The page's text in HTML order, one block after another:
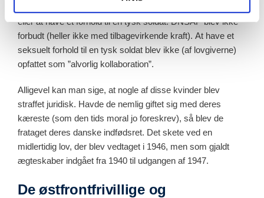
eller at have et forhold til en tysk soldat. DNSAP blev ikke
forbudt (heller ikke med tilbagevirkende kraft). At have et
seksuelt forhold til en tysk soldat blev ikke (af lovgiverne)
opfattet som ”alvorlig kollaboration”.
Alligevel kan man sige, at nogle af disse kvinder blev
straffet juridisk. Havde de nemlig giftet sig med deres
kæreste (som den tids moral jo foreskrev), så blev de
frataget deres danske indfødsret. Det skete ved en
midlertidig lov, der blev vedtaget i 1946, men som gjaldt
ægteskaber indgået fra 1940 til udgangen af 1947.
De østfrontfrivillige og